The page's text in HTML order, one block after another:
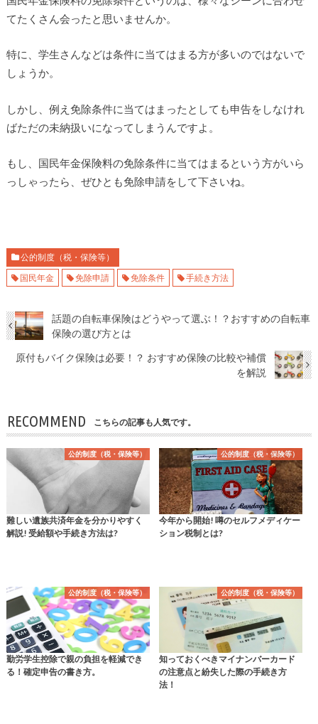
てたくさん会ったと思いませんか。
特に、学生さんなどは条件に当てはまる方が多いのではないで
しょうか。
しかし、例え免除条件に当てはまったとしても申告をしなけれ
ばただの未納扱いになってしまうんですよ。
もし、国民年金保険料の免除条件に当てはまるという方がいら
っしゃったら、ぜひとも免除申請をして下さいね。
公的制度（税・保険等）
国民年金
免除申請 免除条件 手続き方法
話題の自転車保険はどうやって選ぶ！？おすすめの自転車
保険の選び方とは
原付もバイク保険は必要！？ おすすめ保険の比較や補償
を解説
RECOMMEND こちらの記事も人気です。
公的制度（税・保険等）
難しい遺族共済年金を分かりやすく
解説! 受給額や手続き方法は?
公的制度（税・保険等）
今年から開始! 噂のセルフメディケー
ション税制とは?
公的制度（税・保険等）
勤労学生控除で親の負担を軽減でき
る！確定申告の書き方。
公的制度（税・保険等）
知っておくべきマイナンバーカード
の注意点と紛失した際の手続き方
法！